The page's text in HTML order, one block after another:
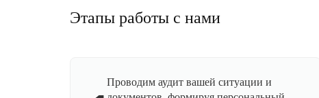
Этапы работы с нами
Проводим аудит вашей ситуации и